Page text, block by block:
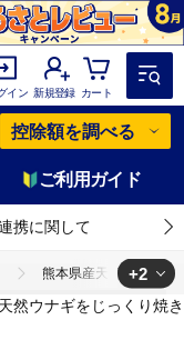
イン 新規登録 カート
控除額を調べる
ご利用ガイド
携に関して
熊本県産天然ウナギ素
き（肝付） 約260g 天然 鰻
+2
然ウナギをじっくり焼き